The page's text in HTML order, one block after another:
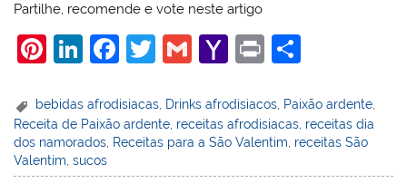
Partilhe, recomende e vote neste artigo
Pi
er
e
st
Li
k
e
dI
F
c
e
T
itt
er
G
ai
l
Y
h
o
Pr
t
ar
e
bebidas afrodisiacas Drinks afrodisiacos Paixão ardente
Receita de Paixão ardente receitas afrodisiacas receitas dia
dos namorados Receitas para a São Valentim receitas São
Valentim ,sucos